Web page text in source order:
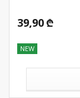
39,90 ₾
NEW